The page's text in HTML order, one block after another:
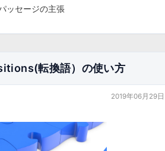
ッセージの主張
転換語）の使い方
2019年06月29日